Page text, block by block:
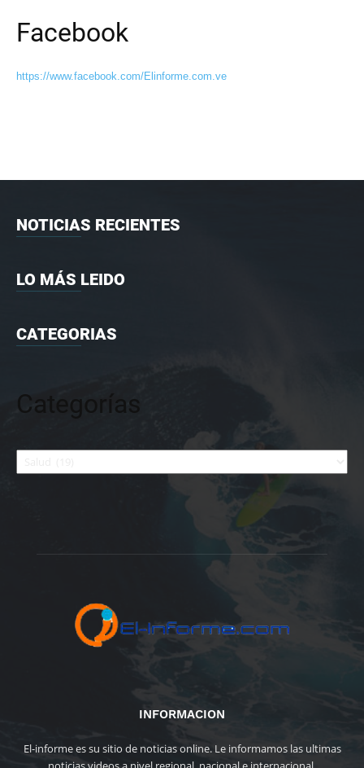
Facebook
https://www.facebook.com/Elinforme.com.ve
NOTICIAS RECIENTES
LO MÁS LEIDO
CATEGORIAS
Categorías
Categorías
INFORMACION
El-informe es su sitio de noticias online. Le informamos las ultimas